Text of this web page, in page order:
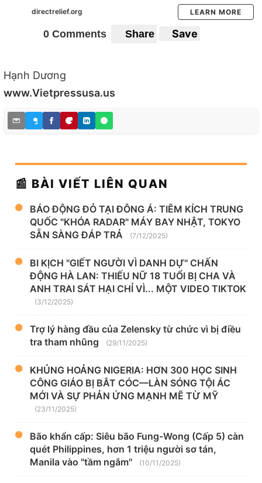
directrelief.org LEARN MORE
0 Comments Share Save
Hạnh Dương
www.Vietpressusa.us
📰 BÀI VIẾT LIÊN QUAN
BÁO ĐỘNG ĐỎ TẠI ĐÔNG Á: TIÊM KÍCH TRUNG
QUỐC "KHÓA RADAR" MÁY BAY NHẬT, TOKYO
SẴN SÀNG ĐÁP TRẢ
(7/12/2025)
BI KỊCH "GIẾT NGƯỜI VÌ DANH DỰ" CHẤN
ĐỘNG HÀ LAN: THIẾU NỮ 18 TUỔI BỊ CHA VÀ
ANH TRAI SÁT HẠI CHỈ VÌ... MỘT VIDEO TIKTOK
(3/12/2025)
Trợ lý hàng đầu của Zelensky từ chức vì bị điều
tra tham nhũng
(29/11/2025)
KHỦNG HOẢNG NIGERIA: HƠN 300 HỌC SINH
CÔNG GIÁO BỊ BẮT CÓC—LÀN SÓNG TỘI ÁC
MỚI VÀ SỰ PHẢN ỨNG MẠNH MẼ TỪ MỸ
(23/11/2025)
Bão khẩn cấp: Siêu bão Fung-Wong (Cấp 5) càn
quét Philippines, hơn 1 triệu người sơ tán,
Manila vào "tầm ngắm"
(10/11/2025)